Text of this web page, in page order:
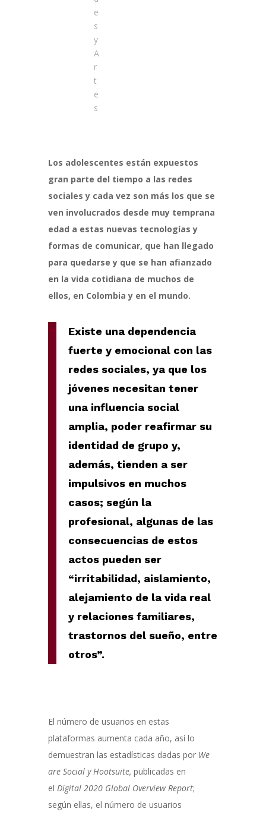
e
s
y
A
r
t
e
s
Los adolescentes están expuestos
gran parte del tiempo a las redes
sociales y cada vez son más los que se
ven involucrados desde muy temprana
edad a estas nuevas tecnologías y
formas de comunicar, que han llegado
para quedarse y que se han afianzado
en la vida cotidiana de muchos de
ellos, en Colombia y en el mundo.
Existe una dependencia
fuerte y emocional con las
redes sociales, ya que los
jóvenes necesitan tener
una influencia social
amplia, poder reafirmar su
identidad de grupo y,
además, tienden a ser
impulsivos en muchos
casos; según la
profesional, algunas de las
consecuencias de estos
actos pueden ser
“irritabilidad, aislamiento,
alejamiento de la vida real
y relaciones familiares,
trastornos del sueño, entre
otros”.
El número de usuarios en estas
plataformas aumenta cada año, así lo
demuestran las estadísticas dadas por We
are Social y Hootsuite, publicadas en
el Digital 2020 Global Overview Report;
según ellas, el número de usuarios